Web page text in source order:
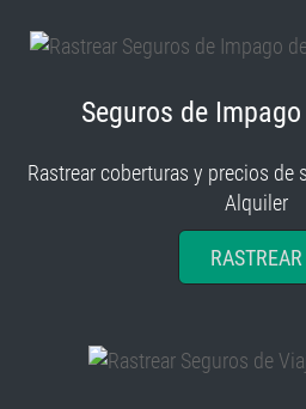
Seguros de
Rastrear coberturas y precios de
Alquiler
RASTREAR